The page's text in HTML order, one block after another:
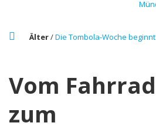
Älter/Die Tombola-Woche beginnt
Vom
zum